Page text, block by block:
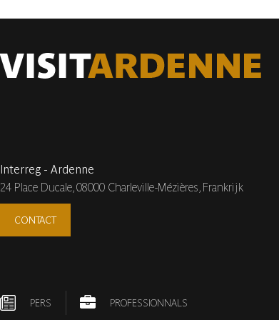
Interreg - Ardenne
24 Place Ducale,08000 Charleville-Mézières, Frankrijk
CONTACT
PERS PROFESSIONNALS